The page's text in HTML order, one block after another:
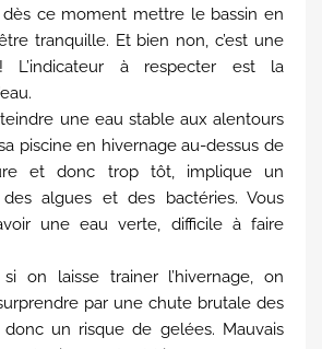
ce moment mettre le bassin en
tranquille. Et bien non, c’est une
L’indicateur à respecter est la
une eau stable aux alentours
piscine en hivernage au-dessus de
et donc trop tôt, implique un
algues et des bactéries. Vous
une eau verte, difficile à faire
on laisse trainer l’hivernage, on
par une chute brutale des
un risque de gelées. Mauvais